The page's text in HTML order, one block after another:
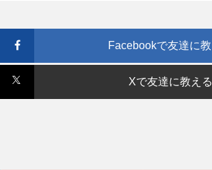
Facebookで友達に
Xで友達に教える